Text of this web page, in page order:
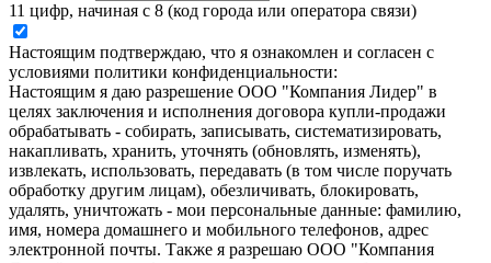
11 цифр, начиная с 8 (код города или оператора связи)
Настоящим подтверждаю, что я ознакомлен и согласен с
условиями политики конфиденциальности:
Настоящим я даю разрешение ООО "Компания Лидер" в
целях заключения и исполнения договора купли-продажи
обрабатывать - собирать, записывать, систематизировать,
накапливать, хранить, уточнять (обновлять, изменять),
извлекать, использовать, передавать (в том числе поручать
обработку другим лицам), обезличивать, блокировать,
удалять, уничтожать - мои персональные данные: фамилию,
имя, номера домашнего и мобильного телефонов, адрес
электронной почты. Также я разрешаю ООО "Компания